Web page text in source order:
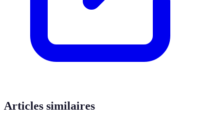
Articles similaires